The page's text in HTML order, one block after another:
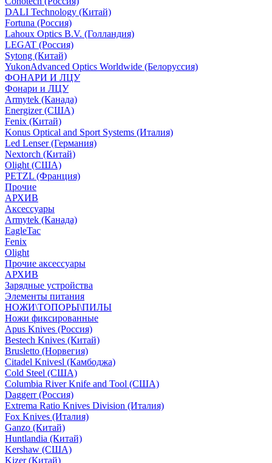
DALI Technology (Китай)
Fortuna (Россия)
Lahoux Optics B.V. (Голландия)
LEGAT (Россия)
Sytong (Китай)
YukonAdvanced Optics Worldwide (Белоруссия)
ФОНАРИ И ЛЦУ
Фонари и ЛЦУ
Armytek (Канада)
Energizer (США)
Fenix (Китай)
Konus Optical and Sport Systems (Италия)
Led Lenser (Германия)
Nextorch (Китай)
Olight (США)
PETZL (Франция)
Прочие
АРХИВ
Аксессуары
Armytek (Канада)
EagleTac
Fenix
Olight
Прочие аксессуары
АРХИВ
Зарядные устройства
Элементы питания
НОЖИ\ТОПОРЫ\ПИЛЫ
Ножи фиксированные
Apus Knives (Россия)
Bestech Knives (Китай)
Brusletto (Норвегия)
Citadel Knivesl (Камбоджа)
Cold Steel (США)
Columbia River Knife and Tool (США)
Daggerr (Россия)
Extrema Ratio Knives Division (Италия)
Fox Knives (Италия)
Ganzo (Китай)
Huntlandia (Китай)
Kershaw (США)
Kizer (Китай)